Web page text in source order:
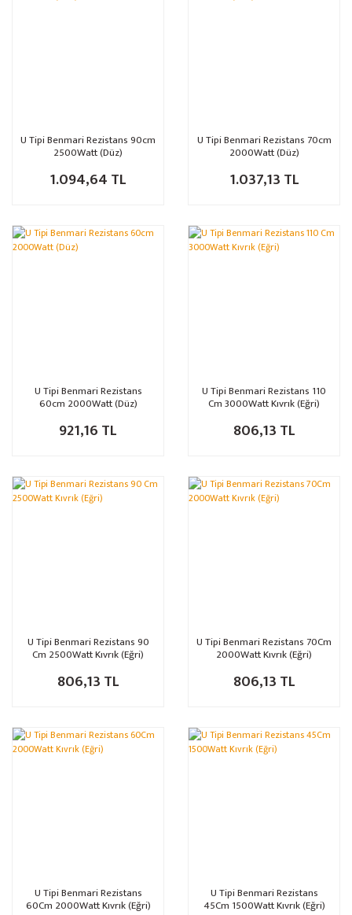
U Tipi Benmari Rezistans 90cm
2500Watt (Düz)
1.094,64 TL
U Tipi Benmari Rezistans 70cm
2000Watt (Düz)
1.037,13 TL
U Tipi Benmari Rezistans
60cm 2000Watt (Düz)
921,16 TL
U Tipi Benmari Rezistans 110
Cm 3000Watt Kıvrık (Eğri)
806,13 TL
U Tipi Benmari Rezistans 90
Cm 2500Watt Kıvrık (Eğri)
806,13 TL
U Tipi Benmari Rezistans 70Cm
2000Watt Kıvrık (Eğri)
806,13 TL
U Tipi Benmari Rezistans
60Cm 2000Watt Kıvrık (Eğri)
U Tipi Benmari Rezistans
45Cm 1500Watt Kıvrık (Eğri)